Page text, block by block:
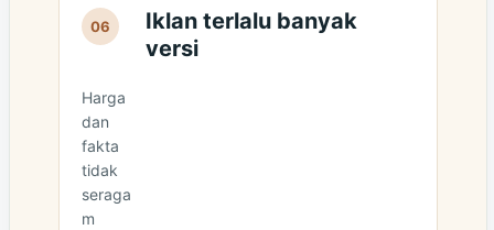
06
Iklan terlalu banyak
versi
Harga
dan
fakta
tidak
seraga
m